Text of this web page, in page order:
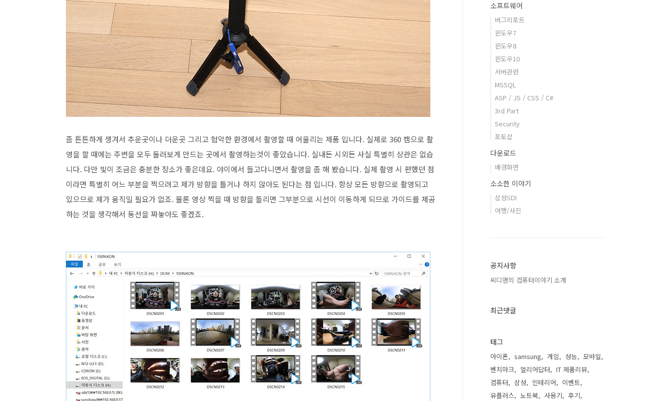
좀 튼튼하게 생겨서 추운곳이나 더운곳 그리고 험악한 환경에서 촬영할 때 어울리는 제품 입니다. 실제로 360 캠으로 촬
영을 할 때에는 주변을 모두 둘러보게 만드는 곳에서 촬영하는것이 좋았습니다. 실내든 시외든 사실 특별히 상관은 없습
니다. 다만 빛이 조금은 충분한 장소가 좋은데요. 야이에서 들고다니면서 촬영을 좀 해 봤습니다. 실제 촬영 시 편했던 점
이라면 특별히 어느 부분을 찍으려고 제가 방향을 틀거나 하지 않아도 된다는 점 입니다. 항상 모든 방향으로 촬영되고
있으므로 제가 움직일 필요가 없죠. 물론 영상 찍을 때 방향을 돌리면 그부분으로 시선이 이동하게 되므로 가이드를 제공
하는 것을 생각해서 동선을 짜놓아도 좋겠죠.
소프트웨어
버그리포트
윈도우7
윈도우8
윈도우10
서버관련
MSSQL
ASP / JS / CSS / C#
3rd Part
Security
포토샵
다운로드
배경화면
소소한 이야기
삼성SDI
여행/사진
공지사항
씨디맨의 컴퓨터이야기 소개
최근댓글
태그
아이폰 samsung 게임 성능
모바일
벤치마크
얼리어답터
IT 제품리뷰
컴퓨터
삼성 인테리어
이벤트
유플러스
노트북 사용기
후기